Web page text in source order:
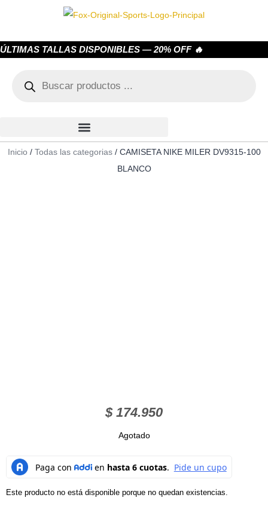
ÚLTIMAS TALLAS DISPONIBLES — 20% OFF 🔥
Inicio/ Todas las categorias/ CAMISETA NIKE MILER DV9315-100
BLANCO
$174.950
Agotado
Este producto no está disponible porque no quedan existencias.